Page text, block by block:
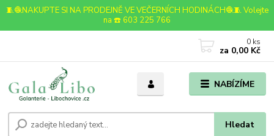
🧵🧶NAKUPTE SI NA PRODEJNĚ VE VEČERNÍCH HODINÁCH🧶🧵 Volejte
na ☎️ 603 225 766
NABÍZÍME
Hledat
0 ks
za 0,00 Kč